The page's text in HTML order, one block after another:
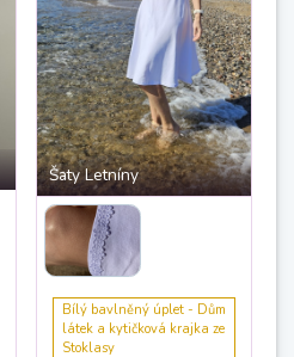
Šaty Letníny
Bílý bavlněný úplet - Dům
látek a kytičková krajka ze
Stoklasy